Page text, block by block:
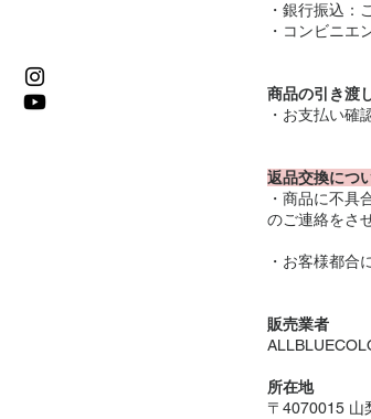
・銀行振込：
・コンビニエ
商品の引き渡
・お支払い確
返品交換につ
・商品に不具
のご連絡をさ
・お客様都合
販売業者
所在地
〒4070015 山